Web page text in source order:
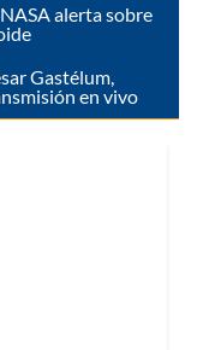
alerta sobre
Gastélum,
en vivo